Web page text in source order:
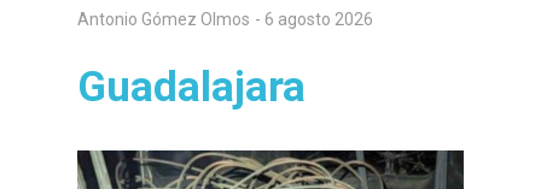
Antonio Gómez Olmos - 6 agosto 2026
Guadalajara